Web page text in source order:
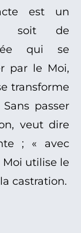
est un
soit de
qui se
par le Moi,
transforme
passer
veut dire
; « avec
Moi utilise le
castration.